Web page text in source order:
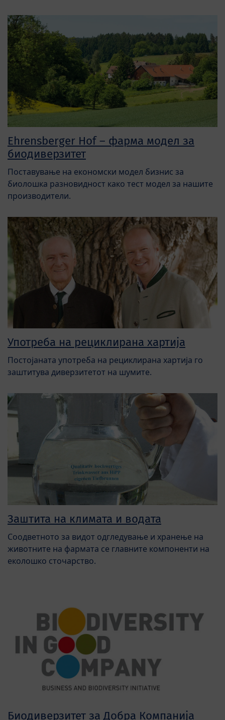
Ehrensberger Hof – фарма модел за
биодиверзитет
Поставување на економски модел бизнис за
биолошка разновидност како тест модел за нашите
производители.
Употреба на рециклирана хартија
Постојаната употреба на рециклирана хартија го
заштитува диверзитетот на шумите.
Заштита на климата и водата
Соодветното за видот одгледување и хранење на
животните на фармата се главните компоненти на
еколошко сточарство.
Биодиверзитет за Добра Компанија